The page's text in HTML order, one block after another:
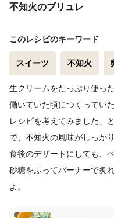
不知火のブリュレ
このレシピのキーワード
スイーツ 不知火
生クリームをたっぷり使っ
働いていた頃につくってい
レシピを考えてみました」
で、不知火の風味がしっか
食後のデザートにしても、
砂糖をふってバーナーで炙
よ。